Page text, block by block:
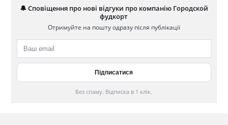
🔔 Сповіщення про нові відгуки про компанію Городской
фудкорт
Отримуйте на пошту одразу після публікації
Без спаму. Відписка в 1 клік.